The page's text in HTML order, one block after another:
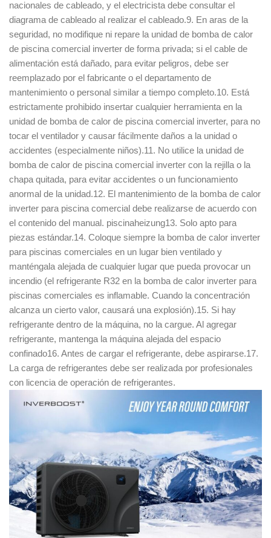
nacionales de cableado, y el electricista debe consultar el
diagrama de cableado al realizar el cableado.9. En aras de la
seguridad, no modifique ni repare la unidad de bomba de calor
de piscina comercial inverter de forma privada; si el cable de
alimentación está dañado, para evitar peligros, debe ser
reemplazado por el fabricante o el departamento de
mantenimiento o personal similar a tiempo completo.10. Está
estrictamente prohibido insertar cualquier herramienta en la
unidad de bomba de calor de piscina comercial inverter, para no
tocar el ventilador y causar fácilmente daños a la unidad o
accidentes (especialmente niños).11. No utilice la unidad de
bomba de calor de piscina comercial inverter con la rejilla o la
chapa quitada, para evitar accidentes o un funcionamiento
anormal de la unidad.12. El mantenimiento de la bomba de calor
inverter para piscina comercial debe realizarse de acuerdo con
el contenido del manual. piscinaheizung13. Solo apto para
piezas estándar.14. Coloque siempre la bomba de calor inverter
para piscinas comerciales en un lugar bien ventilado y
manténgala alejada de cualquier lugar que pueda provocar un
incendio (el refrigerante R32 en la bomba de calor inverter para
piscinas comerciales es inflamable. Cuando la concentración
alcanza un cierto valor, causará una explosión).15. Si hay
refrigerante dentro de la máquina, no la cargue. Al agregar
refrigerante, mantenga la máquina alejada del espacio
confinado16. Antes de cargar el refrigerante, debe aspirarse.17.
La carga de refrigerantes debe ser realizada por profesionales
con licencia de operación de refrigerantes.